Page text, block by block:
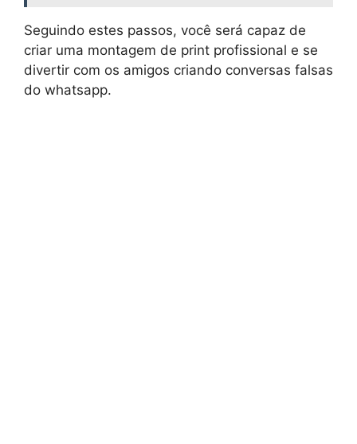
Seguindo estes passos, você será capaz de
criar uma montagem de print profissional e se
divertir com os amigos criando conversas falsas
do whatsapp.